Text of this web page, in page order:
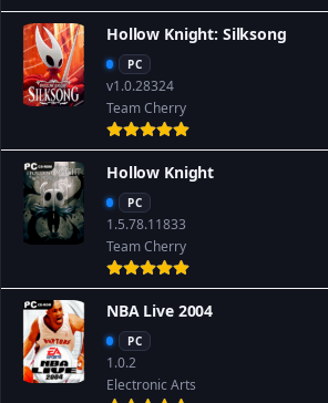
Hollow Knight: Silksong
PC
v1.0.28324
Team Cherry
Hollow Knight
PC
1.5.78.11833
Team Cherry
NBA Live 2004
PC
1.0.2
Electronic Arts